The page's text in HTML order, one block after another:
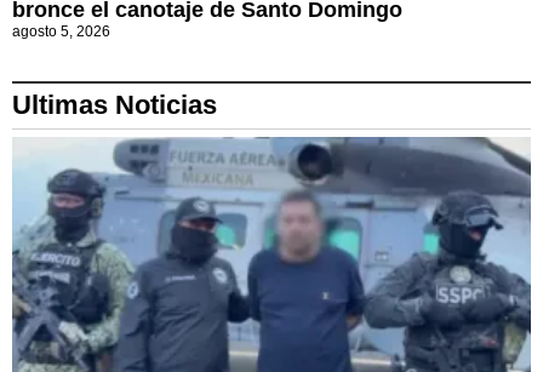
bronce el canotaje de Santo Domingo
agosto 5, 2026
Ultimas Noticias